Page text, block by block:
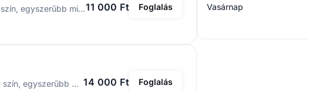
S vagy M méretű műköröm töltése, alap díszítéssel. Ez tartalmaz: egy szín, egyszerűbb mint festés, francia festés, baby boomer, Chrome porok, 1-1 charm vagy pedig 3d minta.11 000 Ft Foglalás
L vagy XL méretű műköröm töltése, alap díszítéssel. Ez tartalmaz: egy szín, egyszerűbb mint festés, francia festés, baby boomer, Chrome porok, 1-1 charm vagy pedig 3d minta. 14 000 Ft Foglalás
Vasárnap